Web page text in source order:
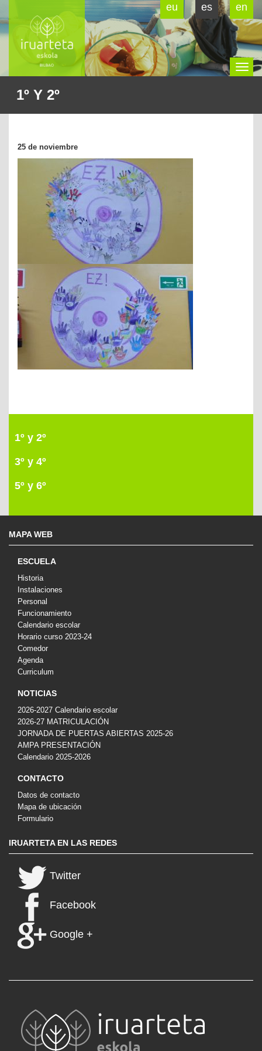
eu es en
1º Y 2º
25 de noviembre
1º y 2º
3º y 4º
5º y 6º
MAPA WEB
ESCUELA
Historia
Instalaciones
Personal
Funcionamiento
Calendario escolar
Horario curso 2023-24
Comedor
Agenda
Curriculum
NOTICIAS
2026-2027 Calendario escolar
2026-27 MATRICULACIÓN
JORNADA DE PUERTAS ABIERTAS 2025-26
AMPA PRESENTACIÓN
Calendario 2025-2026
CONTACTO
Datos de contacto
Mapa de ubicación
Formulario
IRUARTETA EN LAS REDES
Twitter
Facebook
Google +